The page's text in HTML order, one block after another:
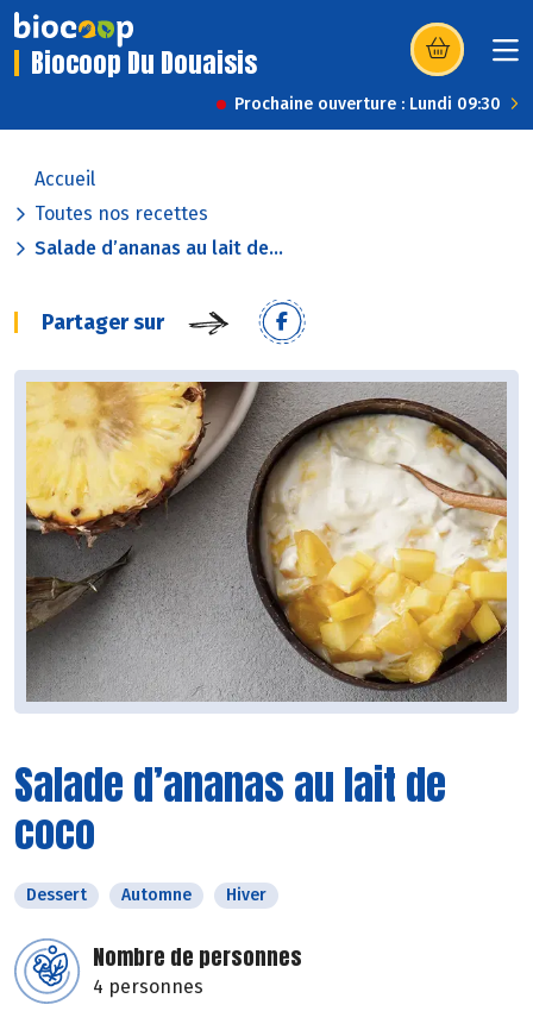
Biocoop Du Douaisis (s’ouvre dans
Prochaine ouverture : Lundi 09:30
Accueil
Toutes nos recettes
Salade d’ananas au lait de...
Partager sur
Salade d’ananas au lait de
coco
Dessert Automne Hiver
Nombre de personnes
4 personnes